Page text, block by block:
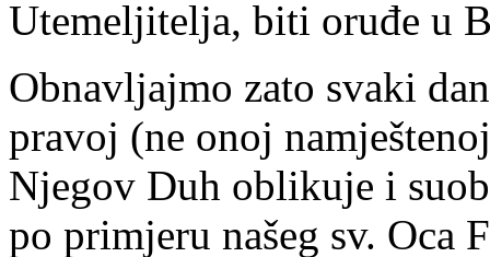
Utemeljitelja, biti oruđe u
Obnavljajmo zato svaki
pravoj (ne onoj
Njegov Duh oblikuje i
po primjeru našeg sv. Oca